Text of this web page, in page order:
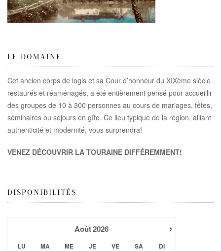
LE DOMAINE
Cet ancien corps de logis et sa Cour d’honneur du XIXème siècle
restaurés et réaménagés, a été entièrement pensé pour accueillir
des groupes de 10 à 300 personnes au cours de mariages, fêtes,
séminaires ou séjours en gîte. Ce lieu typique de la région, alliant
authenticité et modernité, vous surprendra!
VENEZ DÉCOUVRIR LA TOURAINE DIFFÉREMMENT!
DISPONIBILITÉS
›
Août2026
LU MA ME JE VE SA DI